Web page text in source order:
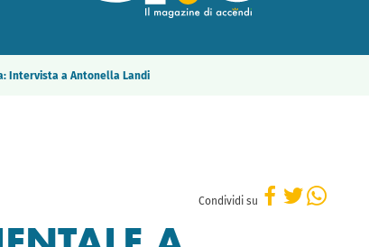
Intervista a Antonella Landi
Condividi su